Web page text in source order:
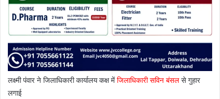
लक्ष्मी पंवार ने जिलाधिकारी कार्यालय कक्ष मेंजिलाधिकारी सविन बंसलसे गुहार
लगाई